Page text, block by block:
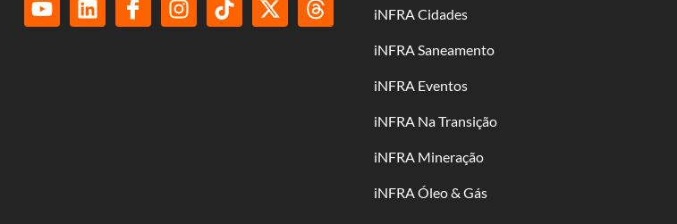
iNFRA Cidades
iNFRA Saneamento
iNFRA Eventos
iNFRA Na Transição
iNFRA Mineração
iNFRA Óleo & Gás